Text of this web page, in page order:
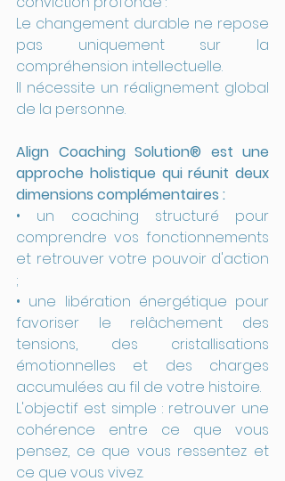
Le changement durable ne repose
pas uniquement sur la
compréhension intellectuelle.
Il nécessite un réalignement global
de la personne.
Align Coaching Solution® est une
approche holistique qui réunit deux
dimensions complémentaires :
• un coaching structuré pour
comprendre vos fonctionnements
et retrouver votre pouvoir d'action
;
• une libération énergétique pour
favoriser le relâchement des
tensions, des cristallisations
émotionnelles et des charges
accumulées au fil de votre histoire.
L'objectif est simple : retrouver une
cohérence entre ce que vous
pensez, ce que vous ressentez et
ce que vous vivez.